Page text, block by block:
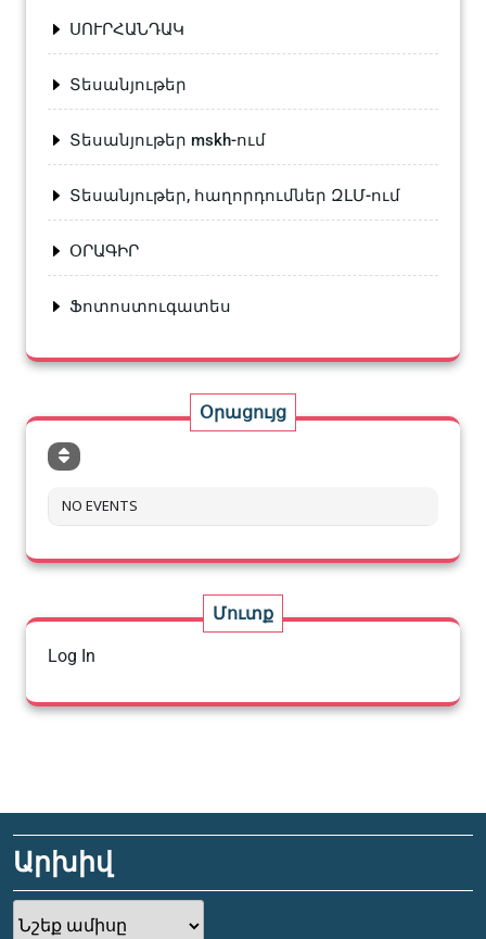
ՍՈՒՐՀԱՆԴԱԿ
Տեսանյութեր
Տեսանյութեր mskh-ում
Տեսանյութեր, հաղորդումներ ԶԼՄ-ում
ՕՐԱԳԻՐ
Ֆոտոստուգատես
Օրացույց
NO EVENTS
Մուտք
Log In
Արխիվ